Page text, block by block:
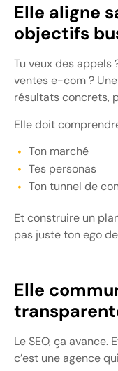
Elle aligne
objectifs
Tu veux des appels
ventes e-com ?
résultats concrets,
Elle doit
Ton marché
Tes personas
Ton tunnel de
Et construire un
pas juste ton ego
Elle
Le SEO, ça avance.
c’est une agence